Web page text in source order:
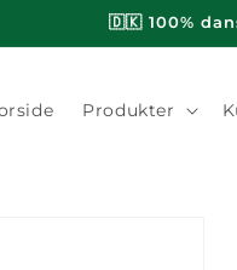
🇩🇰 100%
Produkter